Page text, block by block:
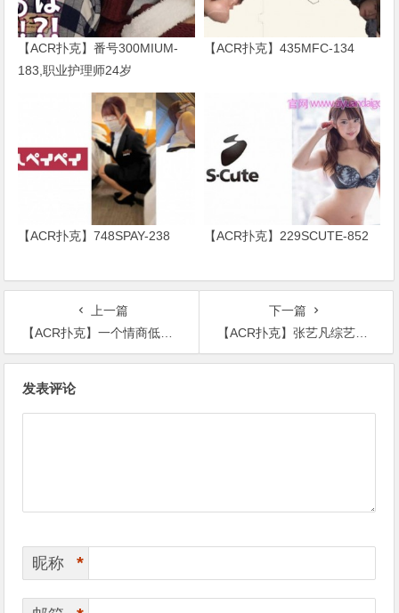
【ACR扑克】番号300MIUM-
183,职业护理师24岁
【ACR扑克】435MFC-134
【ACR扑克】748SPAY-238 【ACR扑克】229SCUTE-852
上一篇
【ACR扑克】一个情商低到何炅都吐槽，一个直播说女生脚臭后者却被全网黑
下一篇
【ACR扑克】张艺凡综艺不敢举手黄子韬发怒，如此芭蕾女孩是否适合娱乐圈？
章
导
发表评论
昵称 *